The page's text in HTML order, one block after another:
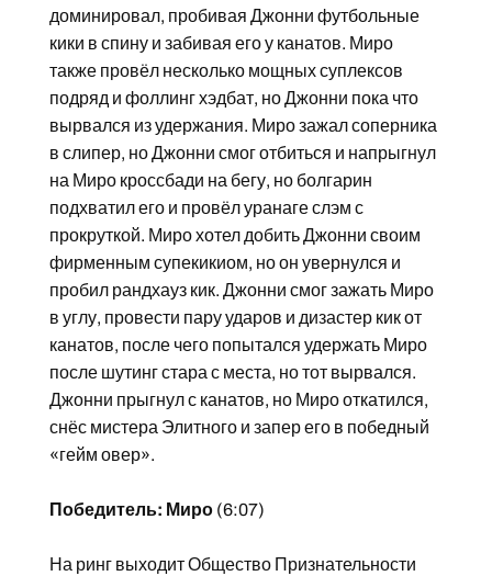
доминировал, пробивая Джонни футбольные
кики в спину и забивая его у канатов. Миро
также провёл несколько мощных суплексов
подряд и фоллинг хэдбат, но Джонни пока что
вырвался из удержания. Миро зажал соперника
в слипер, но Джонни смог отбиться и напрыгнул
на Миро кроссбади на бегу, но болгарин
подхватил его и провёл уранаге слэм с
прокруткой. Миро хотел добить Джонни своим
фирменным супекикиом, но он увернулся и
пробил рандхауз кик. Джонни смог зажать Миро
в углу, провести пару ударов и дизастер кик от
канатов, после чего попытался удержать Миро
после шутинг стара с места, но тот вырвался.
Джонни прыгнул с канатов, но Миро откатился,
снёс мистера Элитного и запер его в победный
«гейм овер».
Победитель: Миро(6:07)
На ринг выходит Общество Признательности